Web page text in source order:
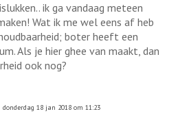
ik ga vandaag meteen
Wat ik me wel eens af heb
boter heeft een
Als je hier ghee van maakt, dan
ook nog?
donderdag 18 jan 2018 om 11:23